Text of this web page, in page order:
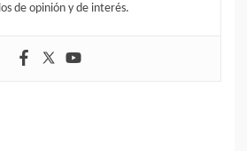
de opinión y de interés.